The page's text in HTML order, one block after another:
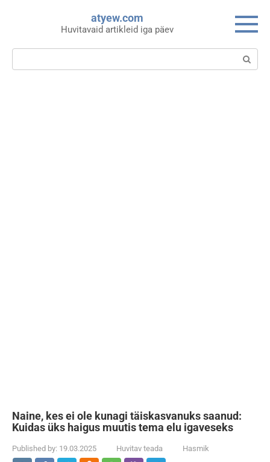
atyew.com
Huvitavaid artikleid iga päev
Search:
Naine, kes ei ole kunagi täiskasvanuks saanud:
Kuidas üks haigus muutis tema elu igaveseks
Published by: 19.03.2025 Huvitav teada Hasmik